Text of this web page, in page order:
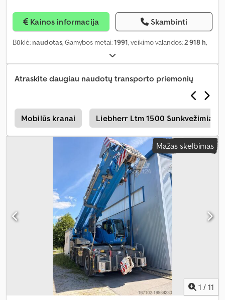
Kainos informacija Skambinti
Būklė: naudotas, Gamybos metai:1991, veikimo valandos:2 918 h,
Atraskite daugiau naudotų transporto priemonių
Mobilūs kranai Liebherr Ltm 1500 Sunkvežimiai
Mažas skelbimas
1 / 11